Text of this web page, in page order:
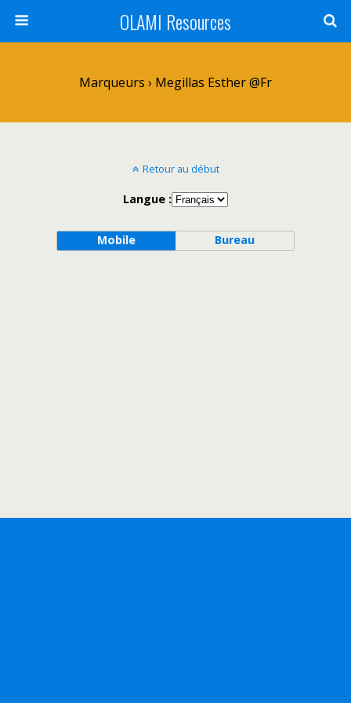
OLAMI Resources
Marqueurs › Megillas Esther @fr
Retour au début
Langue :
Mobile Bureau